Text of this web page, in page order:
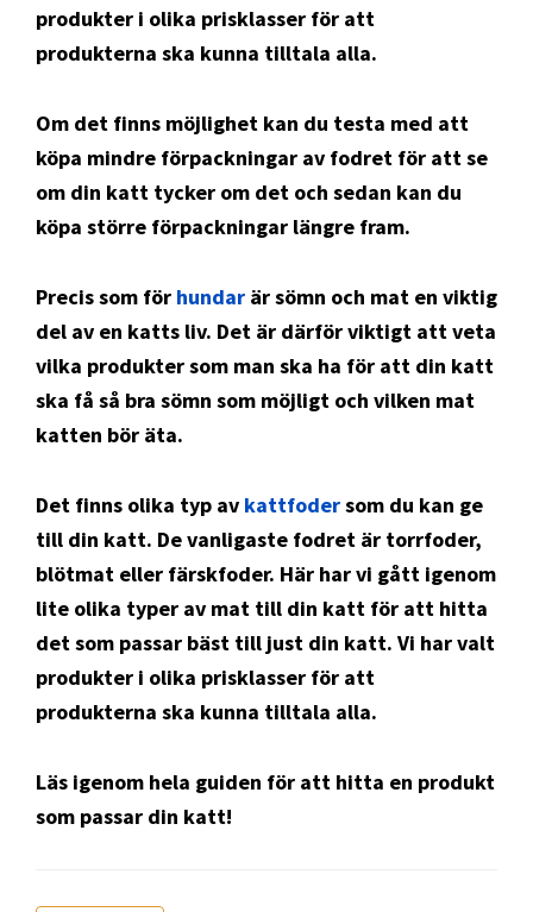
produkter i olika prisklasser för att
produkterna ska kunna tilltala alla.
Om det finns möjlighet kan du testa med att
köpa mindre förpackningar av fodret för att se
om din katt tycker om det och sedan kan du
köpa större förpackningar längre fram.
Precis som för hundar är sömn och mat en viktig
del av en katts liv. Det är därför viktigt att veta
vilka produkter som man ska ha för att din katt
ska få så bra sömn som möjligt och vilken mat
katten bör äta.
Det finns olika typ av kattfodersom du kan ge
till din katt. De vanligaste fodret är torrfoder,
blötmat eller färskfoder. Här har vi gått igenom
lite olika typer av mat till din katt för att hitta
det som passar bäst till just din katt. Vi har valt
produkter i olika prisklasser för att
produkterna ska kunna tilltala alla.
Läs igenom hela guiden för att hitta en produkt
som passar din katt!